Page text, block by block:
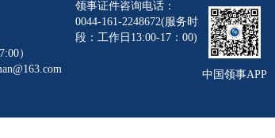
）
领事证件咨询电话：
0044-161-2248672(服务时
段：工作日13:00-17：00)
中国领事APP